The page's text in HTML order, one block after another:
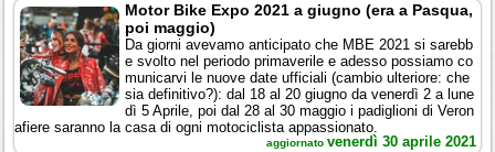
Motor Bike Expo 2021 a giugno (era a Pasqua,
poi maggio)
Da giorni avevamo anticipato che MBE 2021 si sarebb
e svolto nel periodo primaverile e adesso possiamo co
municarvi le nuove date ufficiali (cambio ulteriore: che
sia definitivo?): dal 18 al 20 giugno da venerdì 2 a lune
dì 5 Aprile, poi dal 28 al 30 maggio i padiglioni di Veron
afiere saranno la casa di ogni motociclista appassionato.
aggiornato venerdì 30 aprile 2021